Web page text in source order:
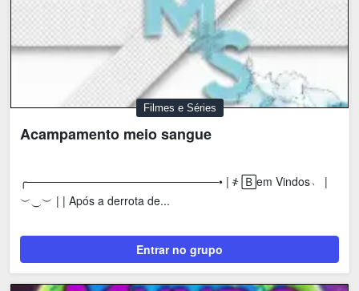
Filmes e Séries
Acampamento meio sangue
╭────────────────────────• | ҂ 🄱em Vindos﹆ |
︶⏝︶ | | Após a derrota de...
Entrar no grupo